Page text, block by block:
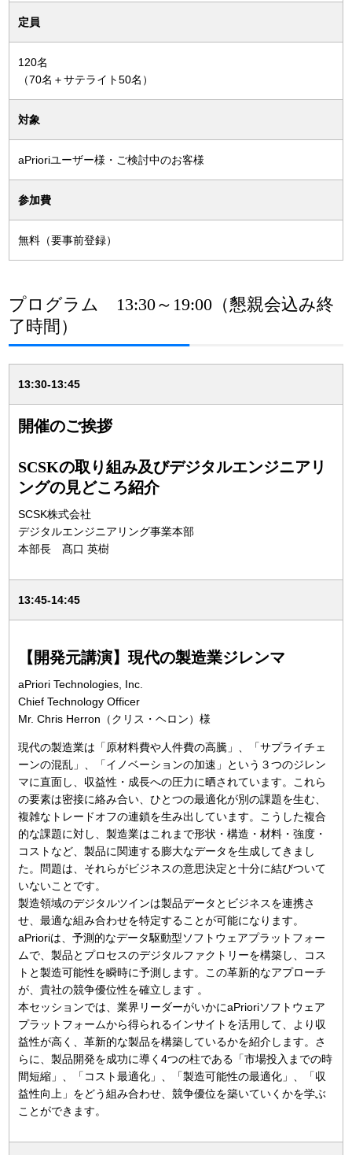
定員
120名
（70名＋サテライト50名）
対象
aPrioriユーザー様・ご検討中のお客様
参加費
無料（要事前登録）
プログラム 13:30～19:00（懇親会込み終
了時間）
13:30-13:45
開催のご挨拶
SCSKの取り組み及びデジタルエンジニアリ
ングの見どころ紹介
SCSK株式会社
デジタルエンジニアリング事業本部
本部長 髙口 英樹
13:45-14:45
【開発元講演】現代の製造業ジレンマ
aPriori Technologies, Inc.
Chief Technology Officer
Mr. Chris Herron（クリス・ヘロン）様
現代の製造業は「原材料費や人件費の高騰」、「サプライチェ
ーンの混乱」、「イノベーションの加速」という３つのジレン
マに直面し、収益性・成長への圧力に晒されています。これら
の要素は密接に絡み合い、ひとつの最適化が別の課題を生む、
複雑なトレードオフの連鎖を生み出しています。こうした複合
的な課題に対し、製造業はこれまで形状・構造・材料・強度・
コストなど、製品に関連する膨大なデータを生成してきまし
た。問題は、それらがビジネスの意思決定と十分に結びついて
いないことです。
製造領域のデジタルツインは製品データとビジネスを連携さ
せ、最適な組み合わせを特定することが可能になります。
aPrioriは、予測的なデータ駆動型ソフトウェアプラットフォー
ムで、製品とプロセスのデジタルファクトリーを構築し、コス
トと製造可能性を瞬時に予測します。この革新的なアプローチ
が、貴社の競争優位性を確立します 。
本セッションでは、業界リーダーがいかにaPrioriソフトウェア
プラットフォームから得られるインサイトを活用して、より収
益性が高く、革新的な製品を構築しているかを紹介します。さ
らに、製品開発を成功に導く4つの柱である「市場投入までの時
間短縮」、「コスト最適化」、「製造可能性の最適化」、「収
益性向上」をどう組み合わせ、競争優位を築いていくかを学ぶ
ことができます。